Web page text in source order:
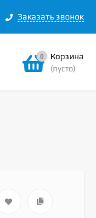
Заказать звонок
0 Корзина
(пусто)